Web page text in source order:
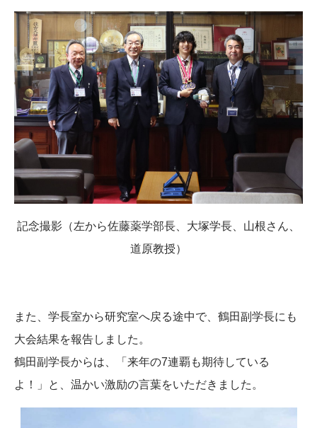
記念撮影（左から佐藤薬学部長、大塚学長、山根さん、
道原教授）
また、学長室から研究室へ戻る途中で、鶴田副学長にも
大会結果を報告しました。
鶴田副学長からは、「来年の7連覇も期待している
よ！」と、温かい激励の言葉をいただきました。